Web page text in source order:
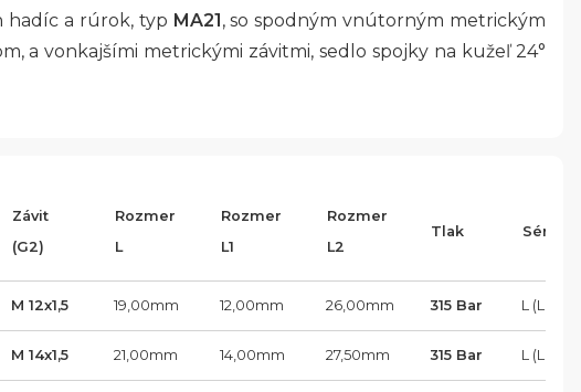
hadíc a rúrok, typ MA21, so spodným vnútorným metrickým
a vonkajšími metrickými závitmi, sedlo spojky na kužeľ 24°
Závit
(G2)
Rozmer
L
Rozmer
L1
Rozmer
L2
Tlak Séria
M 12x1,5 19,00mm 12,00mm 26,00mm 315 Bar L (Load)
M 14x1,5 21,00mm 14,00mm 27,50mm 315 Bar L (Load)